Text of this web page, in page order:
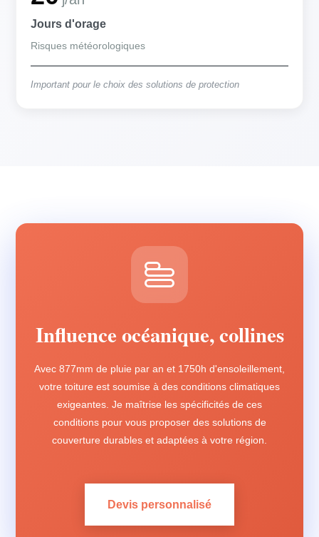
Jours d'orage
Risques météorologiques
Important pour le choix des solutions de protection
Influence océanique, collines
Avec 877mm de pluie par an et 1750h d'ensoleillement,
votre toiture est soumise à des conditions climatiques
exigeantes. Je maîtrise les spécificités de ces
conditions pour vous proposer des solutions de
couverture durables et adaptées à votre région.
Devis personnalisé